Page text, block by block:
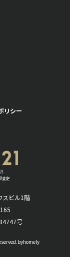
リシー
査定
スビル1階
号